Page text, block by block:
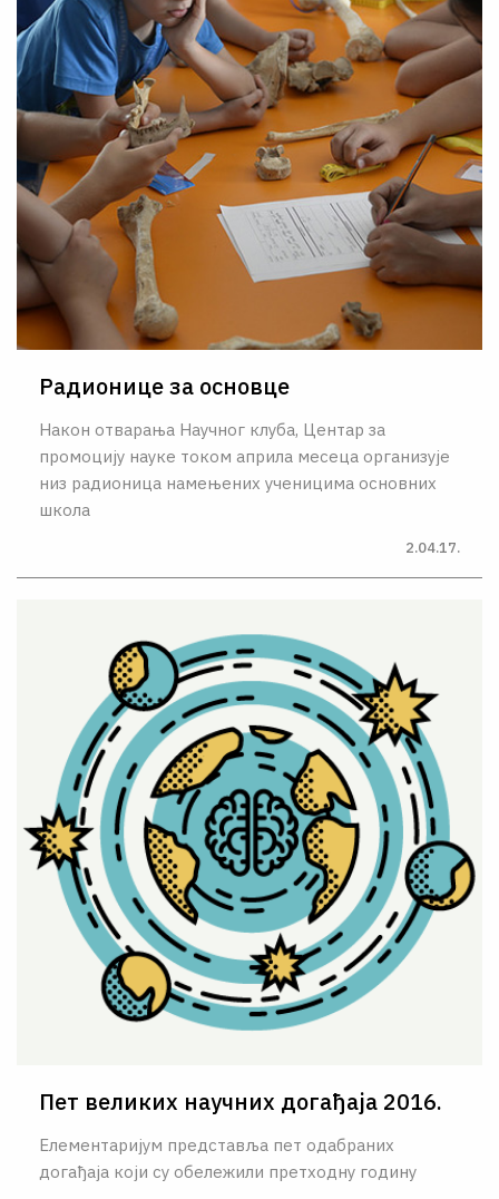
О НАМА
ЦПН
LAT
Радионице за основце
Након отварања Научног клуба, Центар за
промоцију науке током априла месеца организује
низ радионица намењених ученицима основних
школа
2.04.17.
Пет великих научних догађаја 2016.
Елементаријум представља пет одабраних
догађаја који су обележили претходну годину